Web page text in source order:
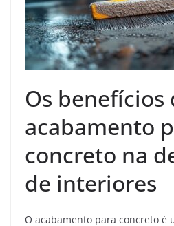
Os
acabamento
concreto na
de interiores
O acabamento para concreto é